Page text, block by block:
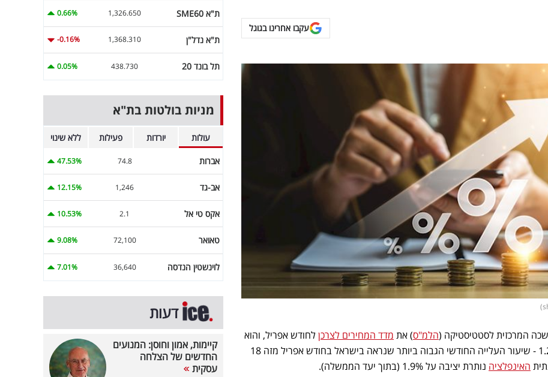
עקבו אחרינו בגוגל
המרכזית לסטטיסטיקה (הלמ"ס) את מדד המחירים לצרכןלחודש אפריל, והוא
רשם זינוק חודשי חריג של 1.2% - שיעור העלייה החודשי הגבוה ביותר שנראה בישראל בחודש אפריל מזה 18
האינפלציה נותרת יציבה על 1.9% (בתוך יעד הממשלה).
ת"א SME60 1,326.650
0.66%
ת"א נדל"ן 1,368.310
-0.16%
תל בונד 20 438.730
0.05%
מניות בולטות בת"א
עולות יורדות פעילות ללא שינוי
אברות 74.8
47.53%
אב-גד 1,246
12.15%
אקס טי אל 2.1
10.53%
טאואר 72,100
9.08%
לוינשטין הנדסה 36,640
7.01%
דעות
קיימות, אמון וחוסן: המנועים
החדשים של הצלחה
עסקית